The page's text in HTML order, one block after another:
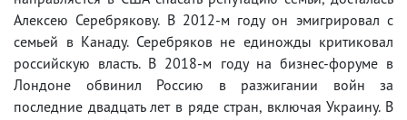
Алексею Серебрякову. В 2012-м году он эмигрировал с
семьей в Канаду. Серебряков не единожды критиковал
российскую власть. В 2018-м году на бизнес-форуме в
Лондоне обвинил Россию в разжигании войн за
последние двадцать лет в ряде стран, включая Украину. В